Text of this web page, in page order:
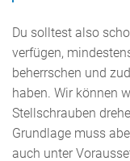
Du solltest also
verfügen,
beherrschen und
haben. Wir können
Stellschrauben
Grundlage muss
auch unter